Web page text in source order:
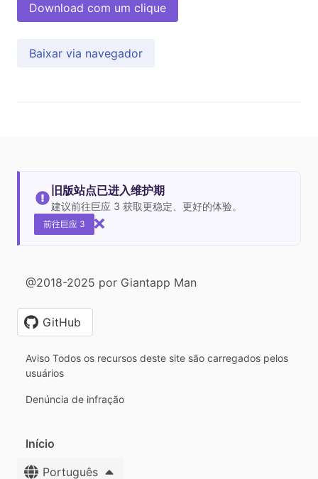
Download com um clique
Baixar via navegador
旧版站点已进入维护期
建议前往巨应 3 获取更稳定、更好的体验。
前往巨应 3
@2018-2025 por Giantapp Man
GitHub
Aviso Todos os recursos deste site são carregados pelos
usuários
Denúncia de infração
Início
Português